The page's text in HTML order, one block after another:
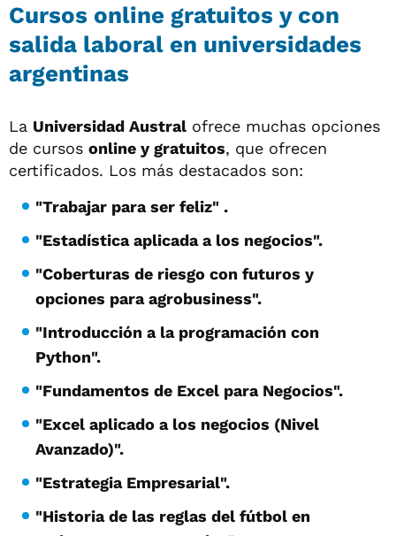
Cursos online gratuitos y con
salida laboral en universidades
argentinas
La Universidad Austral ofrece muchas opciones
de cursos online y gratuitos, que ofrecen
certificados. Los más destacados son:
"Trabajar para ser feliz" .
"Estadística aplicada a los negocios".
"Coberturas de riesgo con futuros y
opciones para agrobusiness".
"Introducción a la programación con
Python".
"Fundamentos de Excel para Negocios".
"Excel aplicado a los negocios (Nivel
Avanzado)".
"Estrategia Empresarial".
"Historia de las reglas del fútbol en